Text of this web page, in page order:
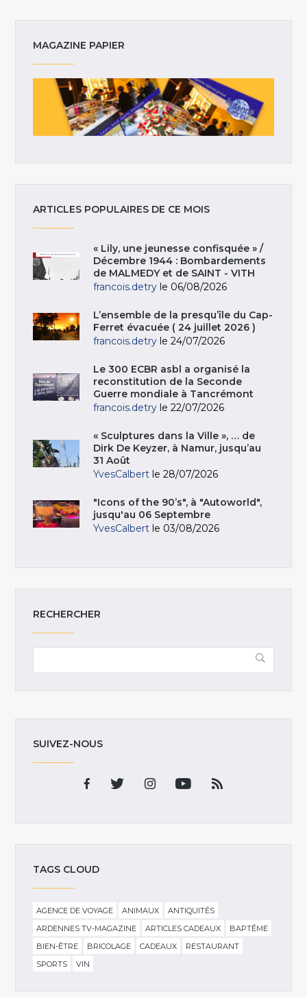
MAGAZINE PAPIER
ARTICLES POPULAIRES DE CE MOIS
« Lily, une jeunesse confisquée » /
Décembre 1944 : Bombardements
de MALMEDY et de SAINT - VITH
francois.detry le 06/08/2026
L’ensemble de la presqu’île du Cap-
Ferret évacuée ( 24 juillet 2026 )
francois.detry le 24/07/2026
Le 300 ECBR asbl a organisé la
reconstitution de la Seconde
Guerre mondiale à Tancrémont
francois.detry le 22/07/2026
« Sculptures dans la Ville », … de
Dirk De Keyzer, à Namur, jusqu’au
31 Août
YvesCalbert le 28/07/2026
"Icons of the 90’s", à "Autoworld",
jusqu'au 06 Septembre
YvesCalbert le 03/08/2026
RECHERCHER
SUIVEZ-NOUS
TAGS CLOUD
AGENCE DE VOYAGE ANIMAUX
ANTIQUITÉS
ARDENNES TV-MAGAZINE
ARTICLES CADEAUX
BAPTÊME
BIEN-ÊTRE
BRICOLAGE CADEAUX
RESTAURANT
SPORTS
VIN